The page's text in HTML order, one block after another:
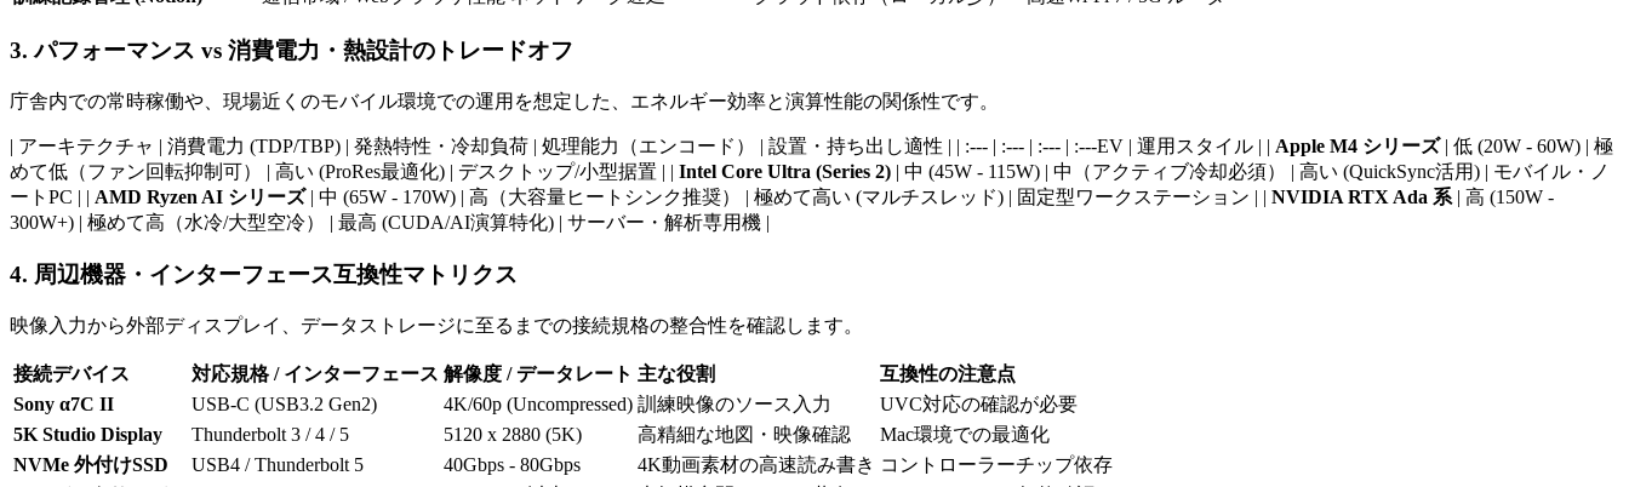
3. パフォーマンス vs 消費電力・熱設計のトレードオフ
庁舎内での常時稼働や、現場近くのモバイル環境での運用を想定した、エネルギー効率と演算性能の関係性です。
| アーキテクチャ | 消費電力 (TDP/TBP) | 発熱特性・冷却負荷 | 処理能力（エンコード） | 設置・持ち出し適性 | | :--- | :--- | :--- | :---EV | 運用スタイル | | Apple M4 シリーズ| 低 (20W - 60W) | 極
めて低（ファン回転抑制可） | 高い (ProRes最適化) | デスクトップ/小型据置 | | Intel Core Ultra (Series 2) | 中 (45W - 115W) | 中（アクティブ冷却必須） | 高い (QuickSync活用) | モバイル・ノ
ートPC | | AMD Ryzen AI シリーズ| 中 (65W - 170W) | 高（大容量ヒートシンク推奨） | 極めて高い (マルチスレッド) | 固定型ワークステーション | | NVIDIA RTX Ada 系 | 高 (150W -
300W+) | 極めて高（水冷/大型空冷） | 最高 (CUDA/AI演算特化) | サーバー・解析専用機 |
4. 周辺機器・インターフェース互換性マトリクス
映像入力から外部ディスプレイ、データストレージに至るまでの接続規格の整合性を確認します。
接続デバイス 対応規格 / インターフェース 解像度 / データレート 主な役割
互換性の注意点
Sony α7C II
USB-C (USB3.2 Gen2) 4K/60p (Uncompressed) 訓練映像のソース入力
UVC対応の確認が必要
5K Studio Display
Thunderbolt 3 / 4 / 5 5120 x 2880 (5K) 高精細な地図・映像確認
Mac環境での最適化
NVMe 外付けSSD
USB4 / Thunderbolt 5 40Gbps - 80Gbps 4K動画素材の高速読み書き コントローラーチップ依存